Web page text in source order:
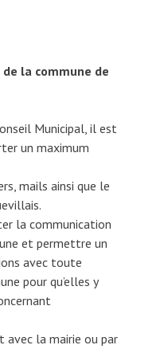
la commune de
Municipal, il est
un maximum
mails ainsi que le
la communication
et permettre un
avec toute
pour qu’elles y
avec la mairie ou par